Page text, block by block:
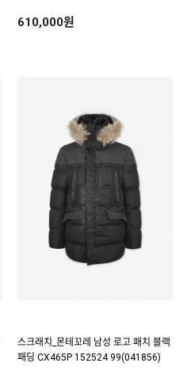
610,000원
스크래치_몬테꼬레 남성 로고 패치 블랙
패딩 CX465P 152524 99(041856)